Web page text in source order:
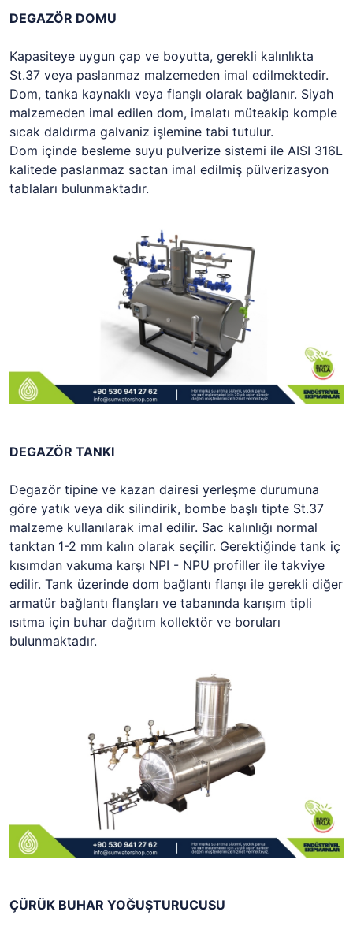
DEGAZÖR DOMU
Kapasiteye uygun çap ve boyutta, gerekli kalınlıkta
St.37 veya paslanmaz malzemeden imal edilmektedir.
Dom, tanka kaynaklı veya flanşlı olarak bağlanır. Siyah
malzemeden imal edilen dom, imalatı müteakip komple
sıcak daldırma galvaniz işlemine tabi tutulur.
Dom içinde besleme suyu pulverize sistemi ile AISI 316L
kalitede paslanmaz sactan imal edilmiş pülverizasyon
tablaları bulunmaktadır.
DEGAZÖR TANKI
Degazör tipine ve kazan dairesi yerleşme durumuna
göre yatık veya dik silindirik, bombe başlı tipte St.37
malzeme kullanılarak imal edilir. Sac kalınlığı normal
tanktan 1-2 mm kalın olarak seçilir. Gerektiğinde tank iç
kısımdan vakuma karşı NPI - NPU profiller ile takviye
edilir. Tank üzerinde dom bağlantı flanşı ile gerekli diğer
armatür bağlantı flanşları ve tabanında karışım tipli
ısıtma için buhar dağıtım kollektör ve boruları
bulunmaktadır.
ÇÜRÜK BUHAR YOĞUŞTURUCUSU